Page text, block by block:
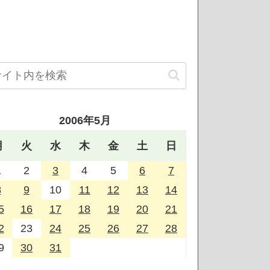
2006年5月
火 水 木 金 土 日
2 3 4 5 6
7
9 10 11 12 13
14
16 17 18 19 20
21
23 24 25 26 27
28
30 31